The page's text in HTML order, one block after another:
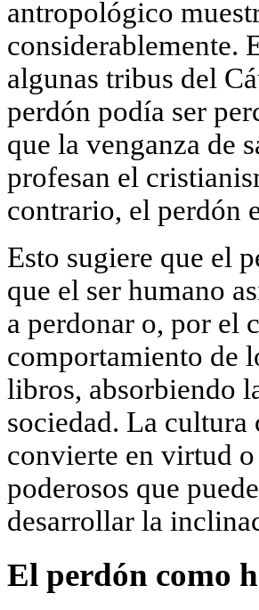
antropológico
considerablemente.
algunas tribus del
perdón podía ser
que la venganza de
profesan el
contrario, el perdón
Esto sugiere que el
que el ser humano
a perdonar o, por el
comportamiento de
libros, absorbiendo
sociedad. La cultura
convierte en virtud
poderosos que
desarrollar la
El perdón como